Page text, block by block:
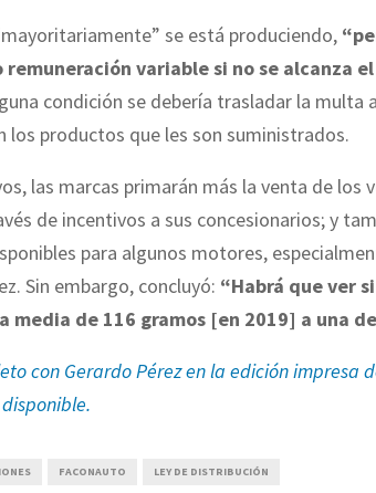
se está produciendo,
variable si no se alcanza
condición se debería trasladar la multa
los productos que les son suministrados.
las marcas primarán más la venta de los
de incentivos a sus concesionarios; y
para algunos motores,
Sin embargo, concluyó: “Habrá que ver si
media de 116 gramos [en 2019] a una
con Gerardo Pérez en la edición impresa
disponible.
FACONAUTO LEY DE DISTRIBUCIÓN